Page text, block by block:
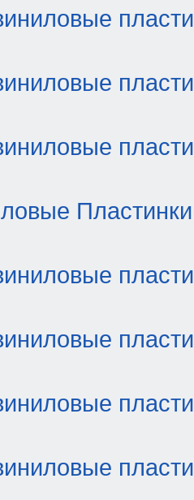
Пластинки